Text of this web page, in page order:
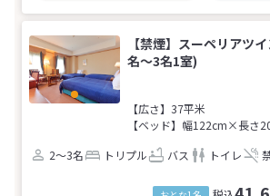
【禁煙】スーペリアツ
名～3名1室)
【広さ】37平米
【ベッド】幅122cm×長さ
2～3名
トリプル バス トイレ